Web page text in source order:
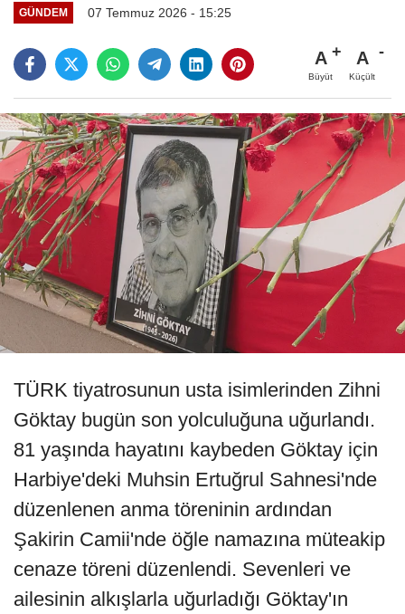
GÜNDEM 07 Temmuz 2026 - 15:25
A
Büyüt
A
Küçült
TÜRK tiyatrosunun usta isimlerinden Zihni
Göktay bugün son yolculuğuna uğurlandı.
81 yaşında hayatını kaybeden Göktay için
Harbiye'deki Muhsin Ertuğrul Sahnesi'nde
düzenlenen anma töreninin ardından
Şakirin Camii'nde öğle namazına müteakip
cenaze töreni düzenlendi. Sevenleri ve
ailesinin alkışlarla uğurladığı Göktay'ın